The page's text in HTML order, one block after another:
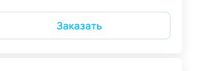
Заказать